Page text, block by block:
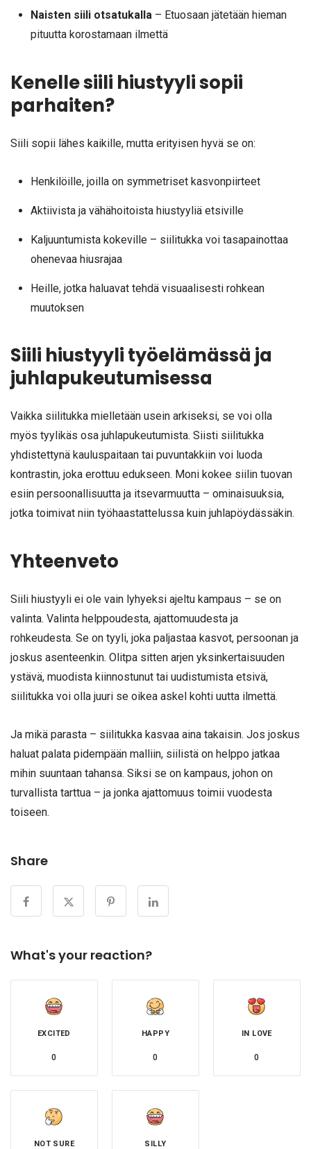
Naisten siili otsatukalla– Etuosaan jätetään hieman
pituutta korostamaan ilmettä
Kenelle siili hiustyyli sopii
parhaiten?
Siili sopii lähes kaikille, mutta erityisen hyvä se on:
Henkilöille, joilla on symmetriset kasvonpiirteet
Aktiivista ja vähähoitoista hiustyyliä etsiville
Kaljuuntumista kokeville – siilitukka voi tasapainottaa
ohenevaa hiusrajaa
Heille, jotka haluavat tehdä visuaalisesti rohkean
muutoksen
Siili hiustyyli työelämässä ja
juhlapukeutumisessa
Vaikka siilitukka mielletään usein arkiseksi, se voi olla
myös tyylikäs osa juhlapukeutumista. Siisti siilitukka
yhdistettynä kauluspaitaan tai puvuntakkiin voi luoda
kontrastin, joka erottuu edukseen. Moni kokee siilin tuovan
esiin persoonallisuutta ja itsevarmuutta – ominaisuuksia,
jotka toimivat niin työhaastattelussa kuin juhlapöydässäkin.
Yhteenveto
Siili hiustyyli ei ole vain lyhyeksi ajeltu kampaus – se on
valinta. Valinta helppoudesta, ajattomuudesta ja
rohkeudesta. Se on tyyli, joka paljastaa kasvot, persoonan ja
joskus asenteenkin. Olitpa sitten arjen yksinkertaisuuden
ystävä, muodista kiinnostunut tai uudistumista etsivä,
siilitukka voi olla juuri se oikea askel kohti uutta ilmettä.
Ja mikä parasta – siilitukka kasvaa aina takaisin. Jos joskus
haluat palata pidempään malliin, siilistä on helppo jatkaa
mihin suuntaan tahansa. Siksi se on kampaus, johon on
turvallista tarttua – ja jonka ajattomuus toimii vuodesta
toiseen.
Share
What's your reaction?
EXCITED
0
HAPPY
0
IN LOVE
0
NOT SURE SILLY